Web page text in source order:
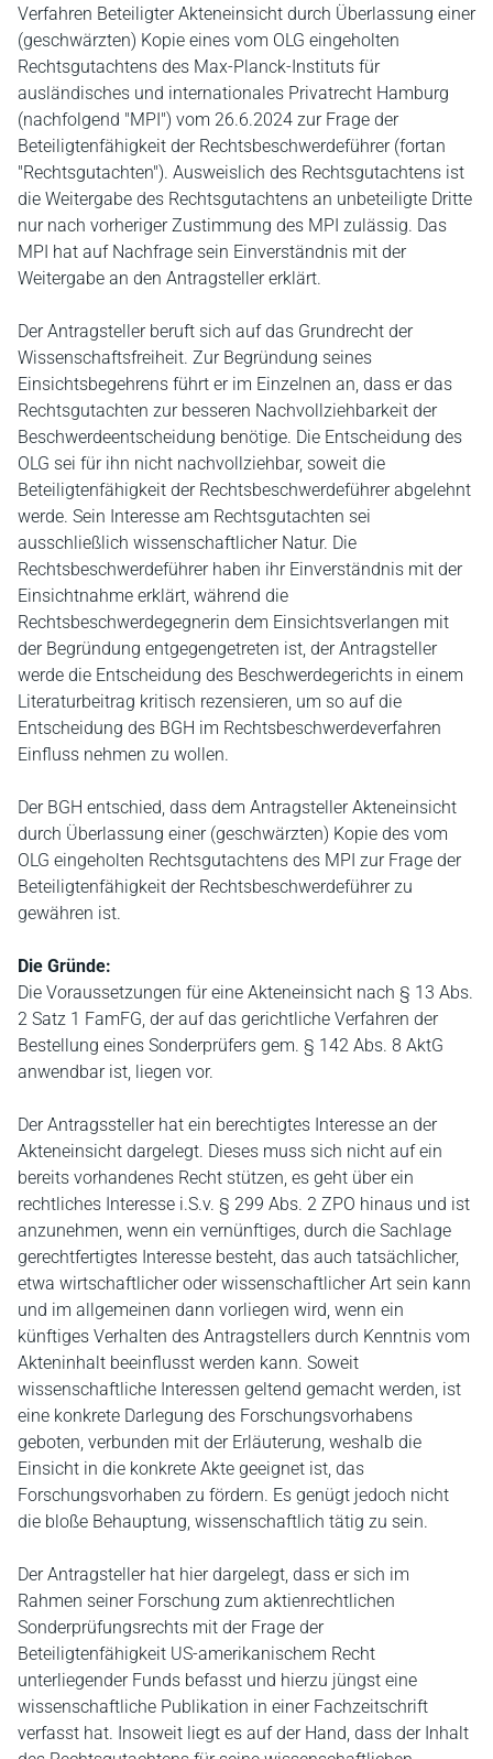
Verfahren Beteiligter Akteneinsicht durch Überlassung einer
(geschwärzten) Kopie eines vom OLG eingeholten
Rechtsgutachtens des Max-Planck-Instituts für
ausländisches und internationales Privatrecht Hamburg
(nachfolgend "MPI") vom 26.6.2024 zur Frage der
Beteiligtenfähigkeit der Rechtsbeschwerdeführer (fortan
"Rechtsgutachten"). Ausweislich des Rechtsgutachtens ist
die Weitergabe des Rechtsgutachtens an unbeteiligte Dritte
nur nach vorheriger Zustimmung des MPI zulässig. Das
MPI hat auf Nachfrage sein Einverständnis mit der
Weitergabe an den Antragsteller erklärt.
Der Antragsteller beruft sich auf das Grundrecht der
Wissenschaftsfreiheit. Zur Begründung seines
Einsichtsbegehrens führt er im Einzelnen an, dass er das
Rechtsgutachten zur besseren Nachvollziehbarkeit der
Beschwerdeentscheidung benötige. Die Entscheidung des
OLG sei für ihn nicht nachvollziehbar, soweit die
Beteiligtenfähigkeit der Rechtsbeschwerdeführer abgelehnt
werde. Sein Interesse am Rechtsgutachten sei
ausschließlich wissenschaftlicher Natur. Die
Rechtsbeschwerdeführer haben ihr Einverständnis mit der
Einsichtnahme erklärt, während die
Rechtsbeschwerdegegnerin dem Einsichtsverlangen mit
der Begründung entgegengetreten ist, der Antragsteller
werde die Entscheidung des Beschwerdegerichts in einem
Literaturbeitrag kritisch rezensieren, um so auf die
Entscheidung des BGH im Rechtsbeschwerdeverfahren
Einfluss nehmen zu wollen.
Der BGH entschied, dass dem Antragsteller Akteneinsicht
durch Überlassung einer (geschwärzten) Kopie des vom
OLG eingeholten Rechtsgutachtens des MPI zur Frage der
Beteiligtenfähigkeit der Rechtsbeschwerdeführer zu
gewähren ist.
Die Gründe:
Die Voraussetzungen für eine Akteneinsicht nach § 13 Abs.
2 Satz 1 FamFG, der auf das gerichtliche Verfahren der
Bestellung eines Sonderprüfers gem. § 142 Abs. 8 AktG
anwendbar ist, liegen vor.
Der Antragssteller hat ein berechtigtes Interesse an der
Akteneinsicht dargelegt. Dieses muss sich nicht auf ein
bereits vorhandenes Recht stützen, es geht über ein
rechtliches Interesse i.S.v. § 299 Abs. 2 ZPO hinaus und ist
anzunehmen, wenn ein vernünftiges, durch die Sachlage
gerechtfertigtes Interesse besteht, das auch tatsächlicher,
etwa wirtschaftlicher oder wissenschaftlicher Art sein kann
und im allgemeinen dann vorliegen wird, wenn ein
künftiges Verhalten des Antragstellers durch Kenntnis vom
Akteninhalt beeinflusst werden kann. Soweit
wissenschaftliche Interessen geltend gemacht werden, ist
eine konkrete Darlegung des Forschungsvorhabens
geboten, verbunden mit der Erläuterung, weshalb die
Einsicht in die konkrete Akte geeignet ist, das
Forschungsvorhaben zu fördern. Es genügt jedoch nicht
die bloße Behauptung, wissenschaftlich tätig zu sein.
Der Antragsteller hat hier dargelegt, dass er sich im
Rahmen seiner Forschung zum aktienrechtlichen
Sonderprüfungsrechts mit der Frage der
Beteiligtenfähigkeit US-amerikanischem Recht
unterliegender Funds befasst und hierzu jüngst eine
wissenschaftliche Publikation in einer Fachzeitschrift
verfasst hat. Insoweit liegt es auf der Hand, dass der Inhalt